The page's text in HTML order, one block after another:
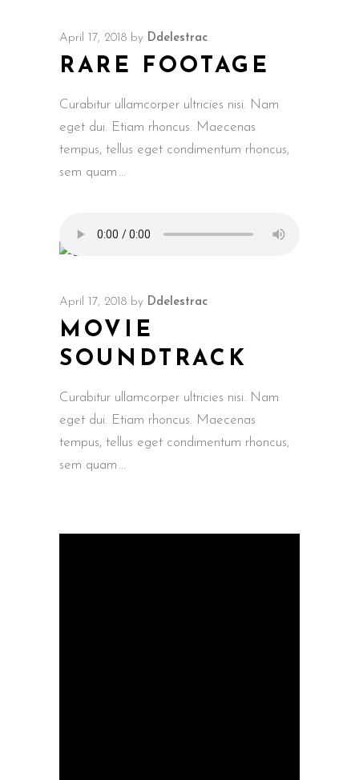
April 17, 2018 by Ddelestrac
RARE FOOTAGE
Curabitur ullamcorper ultricies nisi. Nam
eget dui. Etiam rhoncus. Maecenas
tempus, tellus eget condimentum rhoncus,
sem quam
April 17, 2018 by Ddelestrac
MOVIE
SOUNDTRACK
Curabitur ullamcorper ultricies nisi. Nam
eget dui. Etiam rhoncus. Maecenas
tempus, tellus eget condimentum rhoncus,
sem quam